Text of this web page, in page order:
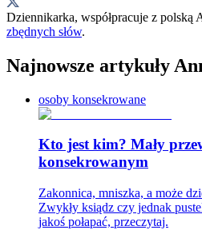
Dziennikarka, współpracuje z polską
zbędnych słów.
Najnowsze artykuły
osoby konsekrowane
Kto jest kim? Mały
konsekrowanym
Zakonnica, mniszka, a może
Zwykły ksiądz czy jednak
jakoś połapać, przeczytaj.